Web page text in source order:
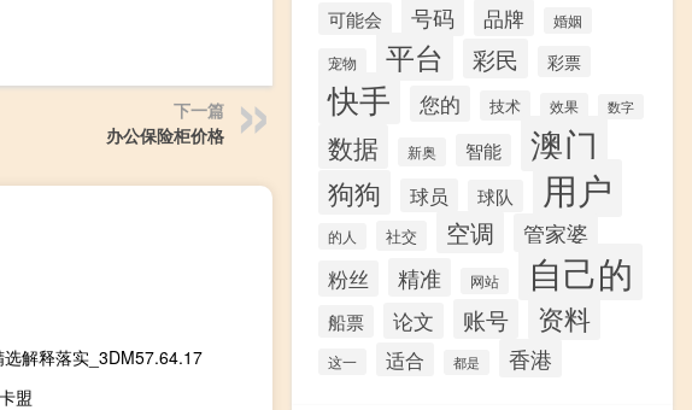
下一篇
办公保险柜价格
解释落实_3DM57.64.17
盟
可能会 号码 品牌 婚姻
宠物 平台 彩民 彩票
快手 您的 技术 效果 数字
数据 新奥 智能 澳门
狗狗 球员 球队 用户
的人 社交 空调 管家婆
粉丝 精准 网站 自己的
船票 论文 账号 资料
这一 适合 都是 香港